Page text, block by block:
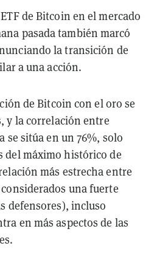
de Bitcoin en el mercado
pasada también marcó
la transición de
a una acción.
de Bitcoin con el oro se
y la correlación entre
sitúa en un 76%, solo
del máximo histórico de
más estrecha entre
una fuerte
defensores), incluso
en más aspectos de las